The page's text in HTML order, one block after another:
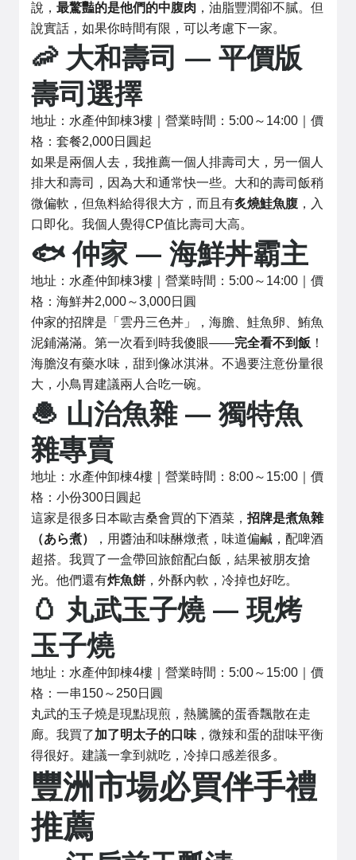
說， 最驚豔的是他們的中腹肉 ，油脂豐潤卻不膩。但
說實話，如果你時間有限，可以考慮下一家。
🦐 大和壽司 — 平價版
壽司選擇
地址：水產仲卸棟3樓｜營業時間：5:00～14:00｜價
格：套餐2,000日圓起
如果是兩個人去，我推薦一個人排壽司大，另一個人
排大和壽司，因為大和通常快一些。大和的壽司飯稍
微偏軟，但魚料給得很大方，而且有炙燒鮭魚腹 ，入
口即化。我個人覺得CP值比壽司大高。
🐟 仲家 — 海鮮丼霸主
地址：水產仲卸棟3樓｜營業時間：5:00～14:00｜價
格：海鮮丼2,000～3,000日圓
仲家的招牌是「雲丹三色丼」，海膽、鮭魚卵、鮪魚
泥鋪滿滿。第一次看到時我傻眼——完全看不到飯 ！
海膽沒有藥水味，甜到像冰淇淋。不過要注意份量很
大，小鳥胃建議兩人合吃一碗。
🧆 山治魚雜 — 獨特魚
雜專賣
地址：水產仲卸棟4樓｜營業時間：8:00～15:00｜價
格：小份300日圓起
這家是很多日本歐吉桑會買的下酒菜， 招牌是煮魚雜
（あら煮）
，用醬油和味醂燉煮，味道偏鹹，配啤酒
超搭。我買了一盒帶回旅館配白飯，結果被朋友搶
光。他們還有炸魚餅 ，外酥內軟，冷掉也好吃。
🥚 丸武玉子燒 — 現烤
玉子燒
地址：水產仲卸棟4樓｜營業時間：5:00～15:00｜價
格：一串150～250日圓
丸武的玉子燒是現點現煎，熱騰騰的蛋香飄散在走
廊。我買了加了明太子的口味 ，微辣和蛋的甜味平衡
得很好。建議一拿到就吃，冷掉口感差很多。
豐洲市場必買伴手禮
推薦